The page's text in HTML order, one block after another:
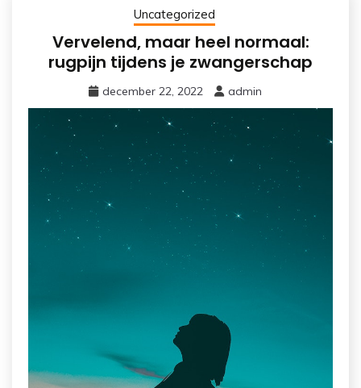
Uncategorized
Vervelend, maar heel normaal:
rugpijn tijdens je zwangerschap
december 22, 2022 admin